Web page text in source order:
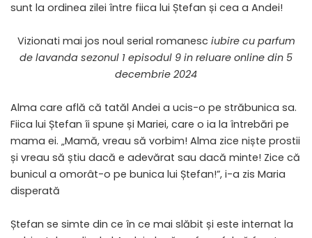
sunt la ordinea zilei între fiica lui Ștefan și cea a Andei!
Vizionati mai jos noul serial romanesc iubire cu parfum
de lavanda sezonul 1 episodul 9 in reluare online din 5
decembrie 2024
Alma care află că tatăl Andei a ucis-o pe străbunica sa.
Fiica lui Ștefan îi spune și Mariei, care o ia la întrebări pe
mama ei. „Mamă, vreau să vorbim! Alma zice niște prostii
și vreau să știu dacă e adevărat sau dacă minte! Zice că
bunicul a omorât-o pe bunica lui Ștefan!”, i-a zis Maria
disperată
Ștefan se simte din ce în ce mai slăbit și este internat la